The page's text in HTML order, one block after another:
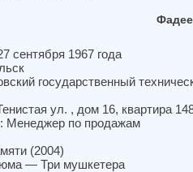
сентября 1967 года
государственный
ул. , дом 16, квартира
Менеджер по продажам
(2004)
— Три мушкетера